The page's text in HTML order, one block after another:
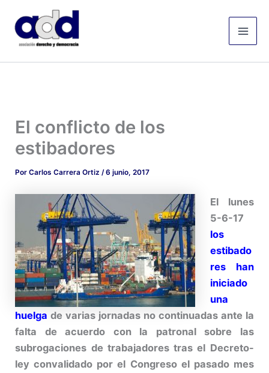
contenido
El conflicto de los
estibadores
PorCarlos Carrera Ortiz/6 junio, 2017
El lunes
5-6-17
los
estibado
res han
iniciado
una
huelga de varias jornadas no continuadas ante la
falta de acuerdo con la patronal sobre las
subrogaciones de trabajadores tras el Decreto-
ley convalidado por el Congreso el pasado mes